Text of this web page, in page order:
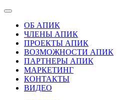
ОБ АПИК
ЧЛЕНЫ АПИК
ПРОЕКТЫ АПИК
ВОЗМОЖНОСТИ АПИК
ПАРТНЕРЫ АПИК
МАРКЕТИНГ
КОНТАКТЫ
ВИДЕО